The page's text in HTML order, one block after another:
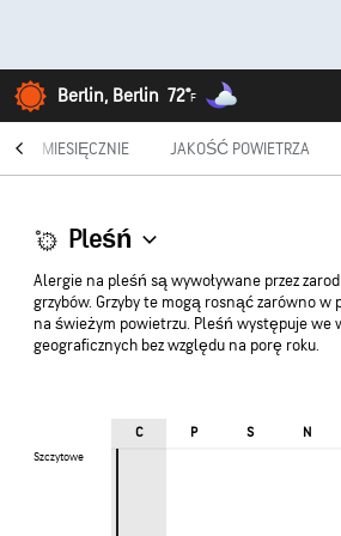
Berlin, Berlin 72°F
MIESIĘCZNIE JAKOŚĆ POWIETRZA
Pleśń
Alergie na pleśń są wywoływane przez
grzybów. Grzyby te mogą rosnąć zarówno w
na świeżym powietrzu. Pleśń występuje we
geograficznych bez względu na porę roku.
Szczytowe
C P S N
Szczytowe